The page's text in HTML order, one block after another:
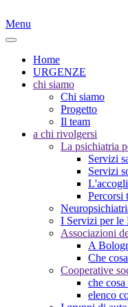
Menu
Home
URGENZE
chi siamo
Chi siamo
Progetto
Il team
a chi rivolgersi
La psichiatria
Servizi
Servizi
Percorsi
I Servizi per le
Associazioni
A
Che
Cooperative
che cosa
elenco